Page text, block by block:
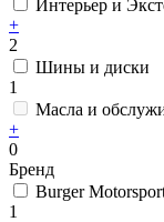
Интерьер и
+
2
Шины и диски
1
Масла и
+
0
Бренд
Burger
1